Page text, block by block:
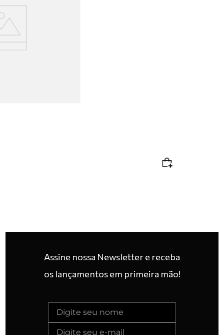
Assine nossa Newsletter e receba
os lançamentos em primeira mão!